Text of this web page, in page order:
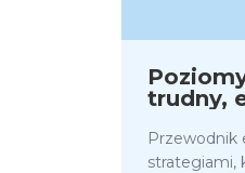
trudny,
Przewodnik
strategiami,